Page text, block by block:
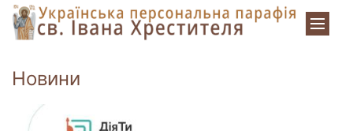
Zum Inhalt springen
Новини